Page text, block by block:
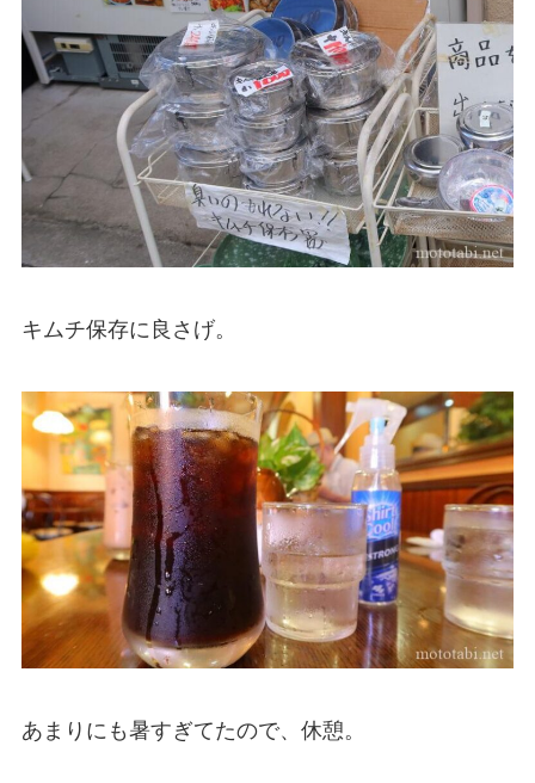
キムチ保存に良さげ。
あまりにも暑すぎてたので、休憩。